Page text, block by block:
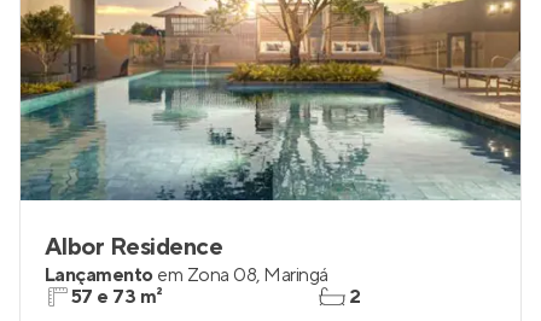
Albor Residence
Lançamento em Zona 08, Maringá
57 e 73 m²
2